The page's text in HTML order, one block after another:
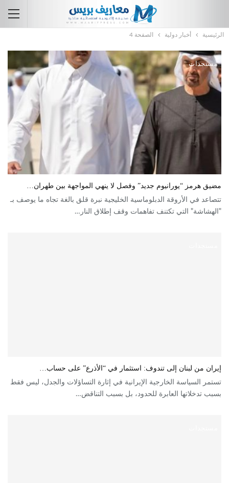
الرئيسية أخبار دولية الصفحة 4
مستجدات
مضيق هرمز “يورانيوم جديد” وفصل لا ينهي المواجهة بين طهران…
تتصاعد في الأروقة الدبلوماسية الخليجية نبرة قلق بالغة تجاه ما يوصف بـ
"الهشاشة" التي تكتنف تفاهمات وقف إطلاق النار…
إيران من لبنان إلى تندوف: استثمار في “الأذرع” على حساب…
تستمر السياسة الخارجية الإيرانية في إثارة التساؤلات والجدل، ليس فقط
بسبب تدخلاتها العابرة للحدود، بل بسبب التناقض…